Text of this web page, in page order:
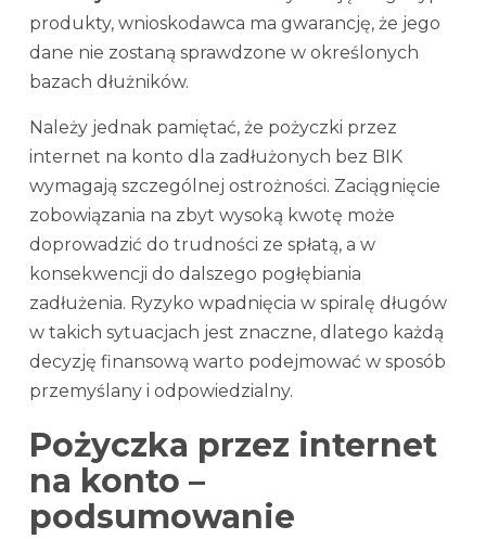
produkty, wnioskodawca ma gwarancję, że jego
dane nie zostaną sprawdzone w określonych
bazach dłużników.
Należy jednak pamiętać, że pożyczki przez
internet na konto dla zadłużonych bez BIK
wymagają szczególnej ostrożności. Zaciągnięcie
zobowiązania na zbyt wysoką kwotę może
doprowadzić do trudności ze spłatą, a w
konsekwencji do dalszego pogłębiania
zadłużenia. Ryzyko wpadnięcia w spiralę długów
w takich sytuacjach jest znaczne, dlatego każdą
decyzję finansową warto podejmować w sposób
przemyślany i odpowiedzialny.
Pożyczka przez internet
na konto –
podsumowanie